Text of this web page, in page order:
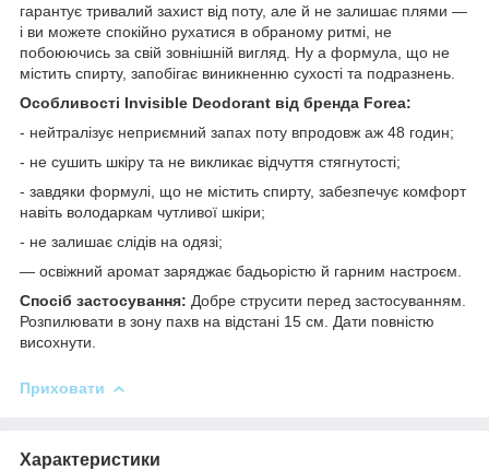
гарантує тривалий захист від поту, але й не залишає плями —
і ви можете спокійно рухатися в обраному ритмі, не
побоюючись за свій зовнішній вигляд. Ну а формула, що не
містить спирту, запобігає виникненню сухості та подразнень.
Особливості Invisible Deodorant від бренда Forea:
- нейтралізує неприємний запах поту впродовж аж 48 годин;
- не сушить шкіру та не викликає відчуття стягнутості;
- завдяки формулі, що не містить спирту, забезпечує комфорт
навіть володаркам чутливої шкіри;
- не залишає слідів на одязі;
— освіжний аромат заряджає бадьорістю й гарним настроєм.
Спосіб застосування: Добре струсити перед застосуванням.
Розпилювати в зону пахв на відстані 15 см. Дати повністю
висохнути.
Приховати
Характеристики